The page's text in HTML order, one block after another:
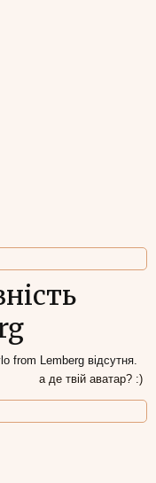
from Lemberg відсутня.
а де твій аватар? :)